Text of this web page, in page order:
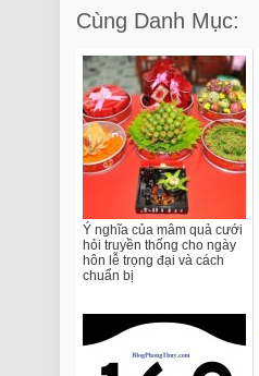
Cùng Danh Mục:
Ý nghĩa của mâm quả cưới
hỏi truyền thống cho ngày
hôn lễ trọng đại và cách
chuẩn bị